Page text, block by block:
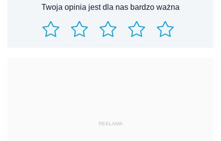
Twoja opinia jest dla nas bardzo ważna
REKLAMA